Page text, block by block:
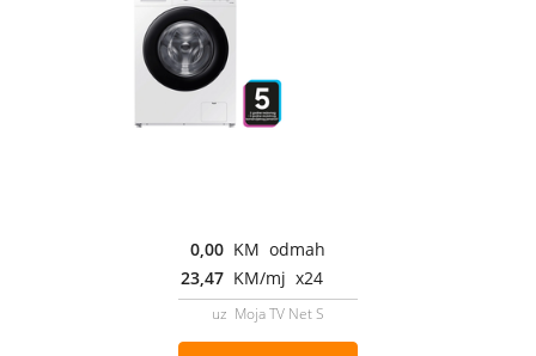
0,00 KM odmah
23,47 KM/mj x24
uz Moja TV Net S